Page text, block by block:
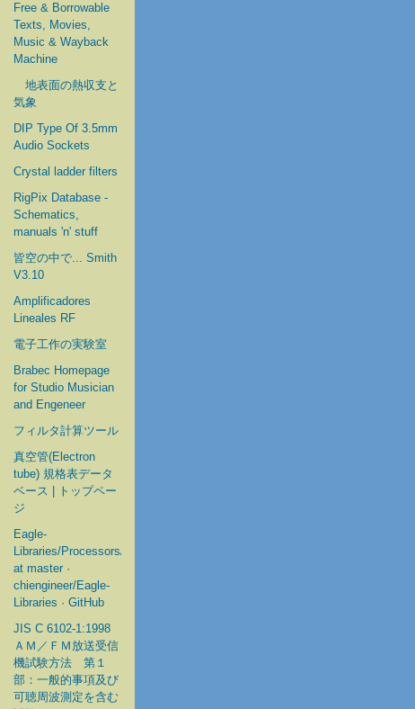
Free & Borrowable
Texts, Movies,
Music & Wayback
Machine
地表面の熱収支と
気象
DIP Type Of 3.5mm
Audio Sockets
Crystal ladder filters
RigPix Database -
Schematics,
manuals 'n' stuff
皆空の中で... Smith
V3.10
Amplificadores
Lineales RF
電子工作の実験室
Brabec Homepage
for Studio Musician
and Engeneer
フィルタ計算ツール
真空管(Electron
tube) 規格表データ
ベース | トップペー
ジ
Eagle-
Libraries/Processors/Microchip
at master ·
chiengineer/Eagle-
Libraries · GitHub
JIS C 6102-1:1998
ＡＭ／ＦＭ放送受信
機試験方法 第１
部：一般的事項及び
可聴周波測定を含む